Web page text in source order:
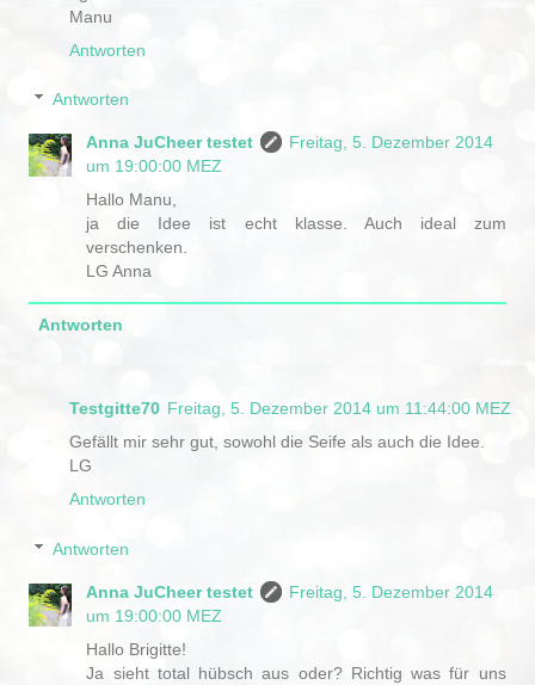
Manu
Antworten
Antworten
Anna JuCheer testet
Freitag, 5. Dezember 2014
um 19:00:00 MEZ
Hallo Manu,
ja die Idee ist echt klasse. Auch ideal zum
verschenken.
LG Anna
Antworten
Testgitte70 Freitag, 5. Dezember 2014 um 11:44:00 MEZ
Gefällt mir sehr gut, sowohl die Seife als auch die Idee.
LG
Antworten
Antworten
Anna JuCheer testet
Freitag, 5. Dezember 2014
um 19:00:00 MEZ
Hallo Brigitte!
Ja sieht total hübsch aus oder? Richtig was für uns